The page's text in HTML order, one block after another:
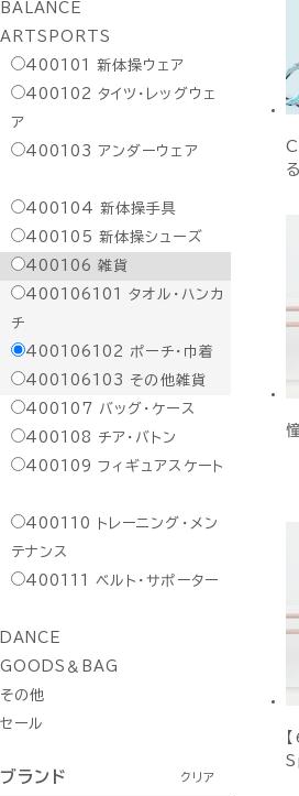
BALANCE
ARTSPORTS
400101
新体操ウェア
400102 タイツ・レッグウェ
ア
400103 アンダーウェア
400104 新体操手具
400105 新体操シューズ
400106 雑貨
400106101
タオル・ハンカ
チ
400106102
ポーチ・巾着
400106103
その他雑貨
400107
バッグ・ケース
400108
チア・バトン
400109 フィギュアスケート
400110
トレーニング・メン
テナンス
400111
ベルト・サポーター
DANCE
GOODS＆BAG
その他
セール
ブランド クリア